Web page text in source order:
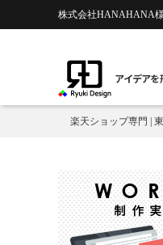
株式会社HANAHANA
アイデア
楽天ショップ専門 |